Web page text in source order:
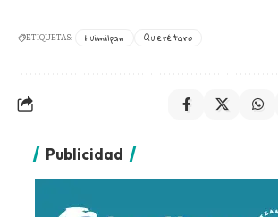
ETIQUETAS: huimilpan Querétaro
Publicidad